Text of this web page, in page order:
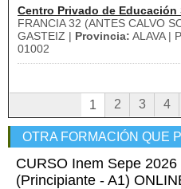
Centro Privado de Educación
FRANCIA 32 (ANTES CALVO
GASTEIZ | Provincia: ALAVA |
01002
1 2 3 4
OTRA FORMACIÓN QUE
CURSO Inem Sepe
(Principiante - A1)